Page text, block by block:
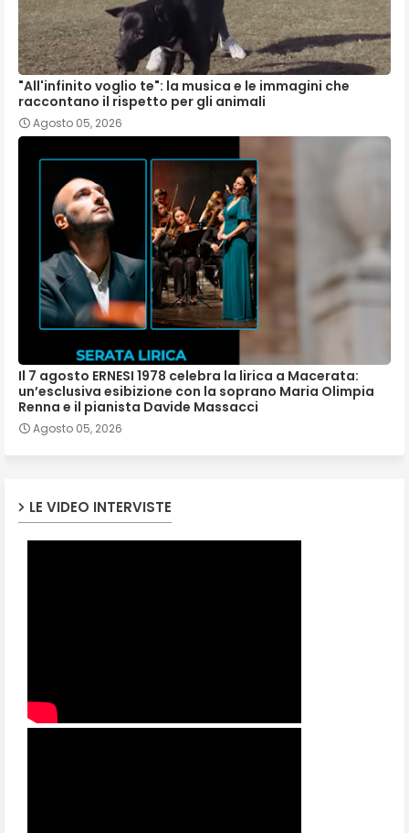
"All'infinito voglio te": la musica e le immagini che
raccontano il rispetto per gli animali
Agosto 05, 2026
Il 7 agosto ERNESI 1978 celebra la lirica a Macerata:
un’esclusiva esibizione con la soprano Maria Olimpia
Renna e il pianista Davide Massacci
Agosto 05, 2026
LE VIDEO INTERVISTE